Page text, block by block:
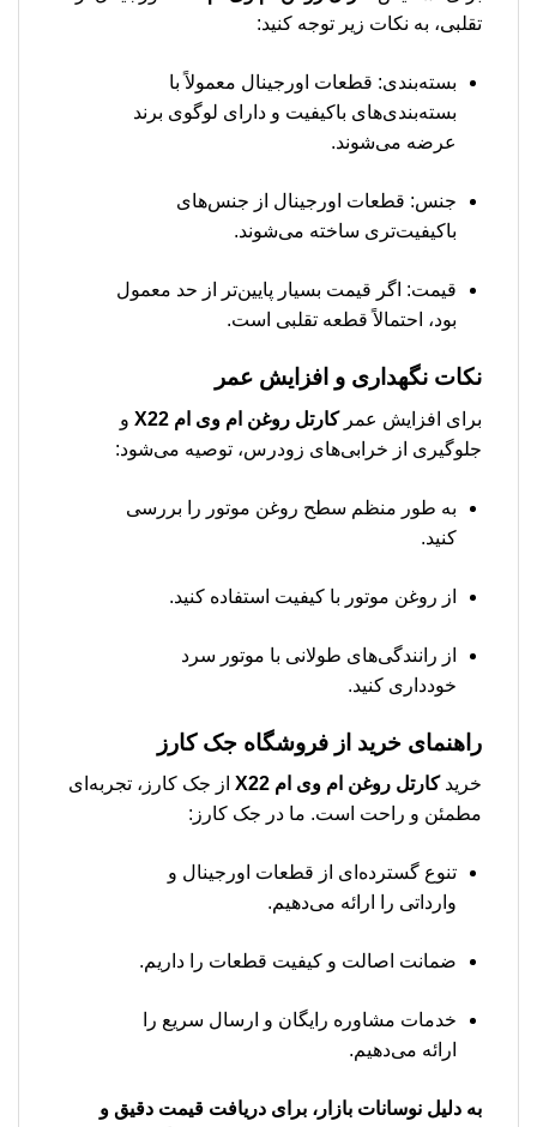
تقلبی، به نکات زیر توجه کنید:
بسته‌بندی: قطعات اورجینال معمولاً با
بسته‌بندی‌های باکیفیت و دارای لوگوی برند
عرضه می‌شوند.
جنس: قطعات اورجینال از جنس‌های
باکیفیت‌تری ساخته می‌شوند.
قیمت: اگر قیمت بسیار پایین‌تر از حد معمول
بود، احتمالاً قطعه تقلبی است.
نکات نگهداری و افزایش عمر
برای افزایش عمركارتل روغن ام وی ام X22
و
جلوگیری از خرابی‌های زودرس، توصیه می‌شود:
به طور منظم سطح روغن موتور را بررسی
کنید.
از روغن موتور با کیفیت استفاده کنید.
از رانندگی‌های طولانی با موتور سرد
خودداری کنید.
راهنمای خرید از فروشگاه جک کارز
خریدكارتل روغن ام وی ام X22
از جک کارز، تجربه‌ای
مطمئن و راحت است. ما در جک کارز:
تنوع گسترده‌ای از قطعات اورجینال و
وارداتی را ارائه می‌دهیم.
ضمانت اصالت و کیفیت قطعات را داریم.
خدمات مشاوره رایگان و ارسال سریع را
ارائه می‌دهیم.
به دلیل نوسانات بازار، برای دریافت قیمت دقیق و